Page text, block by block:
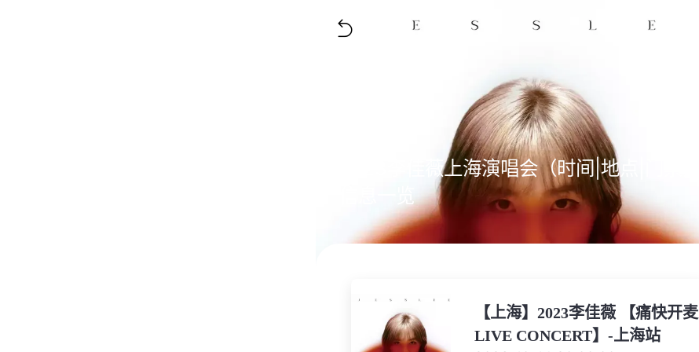
2023李佳薇上海演唱会（时间|地点|门票）
信息一览
【上海】2023李佳薇 【痛快开麦
LIVE CONCERT】-上海站